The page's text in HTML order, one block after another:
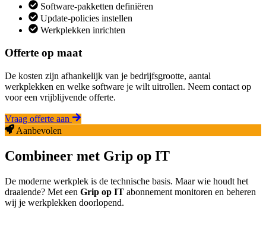
Software-pakketten definiëren
Update-policies instellen
Werkplekken inrichten
Offerte op maat
De kosten zijn afhankelijk van je bedrijfsgrootte, aantal
werkplekken en welke software je wilt uitrollen. Neem contact op
voor een vrijblijvende offerte.
Vraag offerte aan
Aanbevolen
Combineer met Grip op IT
De moderne werkplek is de technische basis. Maar wie houdt het
draaiende? Met een Grip op IT abonnement monitoren en beheren
wij je werkplekken doorlopend.